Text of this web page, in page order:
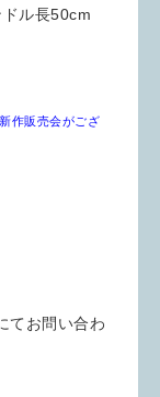
ル長50cm
作販売会がござ
てお問い合わ